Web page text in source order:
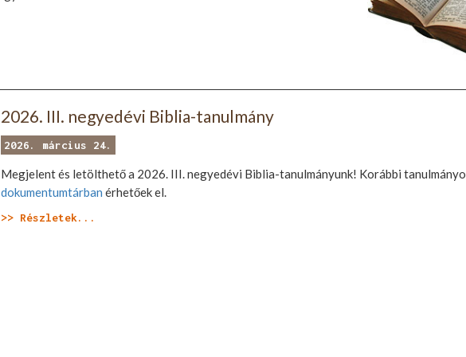
2026. III. negyedévi Biblia-tanulmány
2026. március 24.
Megjelent és letölthető a 2026. III. negyedévi Biblia-tanulmányunk! Korábbi
dokumentumtárban érhetőek el.
>> Részletek...